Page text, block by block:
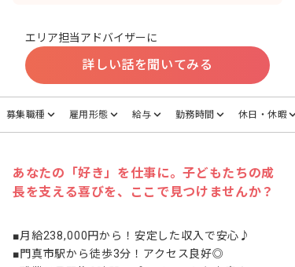
エリア担当アドバイザーに
詳しい話を聞いてみる
募集職種 雇用形態 給与 勤務時間 休日・休暇
あなたの「好き」を仕事に。子どもたちの成
長を支える喜びを、ここで見つけませんか？
■月給238,000円から！安定した収入で安心♪
■門真市駅から徒歩3分！アクセス良好◎